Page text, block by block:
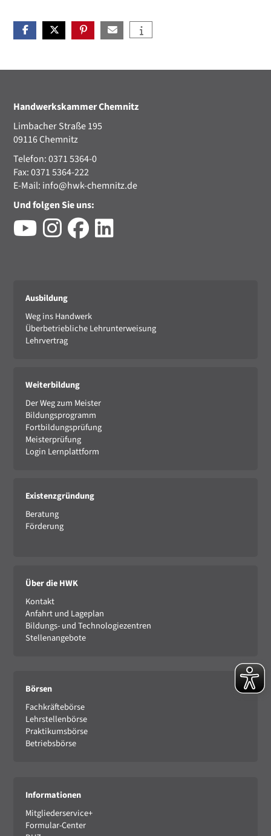
Handwerkskammer Chemnitz
Limbacher Straße 195
09116 Chemnitz
Telefon: 0371 5364-0
Fax: 0371 5364-222
E-Mail: info@hwk-chemnitz.de
Und folgen Sie uns:
Ausbildung
Weg ins Handwerk
Überbetriebliche Lehrunterweisung
Lehrvertrag
Weiterbildung
Der Weg zum Meister
Bildungsprogramm
Fortbildungsprüfung
Meisterprüfung
Login Lernplattform
Existenzgründung
Beratung
Förderung
Über die HWK
Kontakt
Anfahrt und Lageplan
Bildungs- und Technologiezentren
Stellenangebote
Börsen
Fachkräftebörse
Lehrstellenbörse
Praktikumsbörse
Betriebsbörse
Informationen
Mitgliederservice+
Formular-Center